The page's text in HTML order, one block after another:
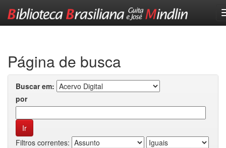
Página de busca
Buscar em:
por
Filtros correntes: